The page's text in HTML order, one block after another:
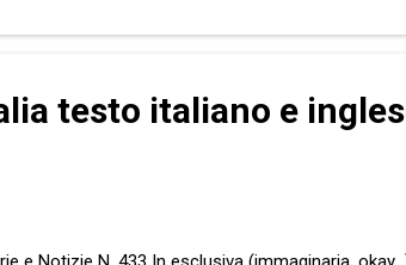
testo italiano e